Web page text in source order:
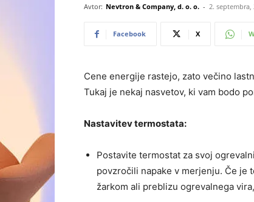
Avtor: Nevtron & Company, d. o. o. - 2. septembra,
Facebook X
Cene energije rastejo, zato večino
Tukaj je nekaj nasvetov, ki vam bodo
Nastavitev termostata:
Postavite termostat za svoj
povzročili napake v merjenju. Če je
žarkom ali preblizu ogrevalnega